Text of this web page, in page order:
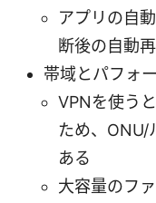
アプリの自
断後の自動
帯域とパフォ
VPNを使う
ため、ONU/
ある
大容量のフ